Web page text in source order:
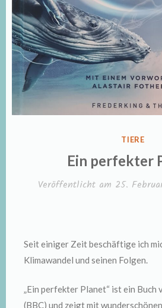
TIERE
Ein perfekter
Veröffentlicht am 25.
Seit einiger Zeit beschäftige ich
Klimawandel und seinen Folgen.
„Ein perfekter Planet“ ist ein Buch
(BBC) und zeigt mit